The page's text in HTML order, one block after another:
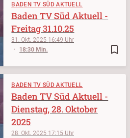
BADEN TV SÜD AKTUELL
bookmark_border
31. Okt. 2025 16:49
18:30 Min.
Baden TV Süd Aktuell -
Freitag 31.10.25
BADEN TV SÜD AKTUELL
28. Okt. 2025 17:15
Baden TV Süd Aktuell -
Dienstag, 28. Oktober
2025